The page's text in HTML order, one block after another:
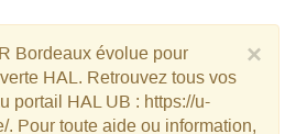
×
Bordeaux évolue pour
HAL. Retrouvez tous vos
portail HAL UB : https://u-
. Pour toute aide ou information,